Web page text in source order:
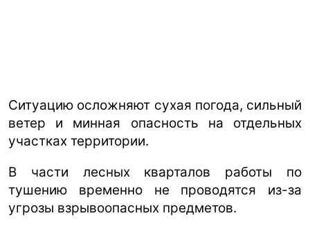
Ситуацию осложняют сухая погода, сильный
ветер и минная опасность на отдельных
участках территории.
В части лесных кварталов работы по
тушению временно не проводятся из-за
угрозы взрывоопасных предметов.